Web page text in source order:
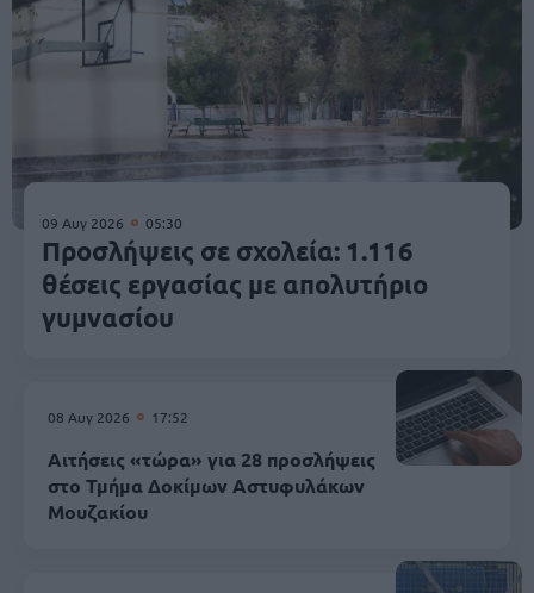
09 Αυγ 2026 05:30
Προσλήψεις σε σχολεία: 1.116
θέσεις εργασίας με απολυτήριο
γυμνασίου
08 Αυγ 2026 17:52
Αιτήσεις «τώρα» για 28 προσλήψεις
στο Τμήμα Δοκίμων Αστυφυλάκων
Mουζακίου